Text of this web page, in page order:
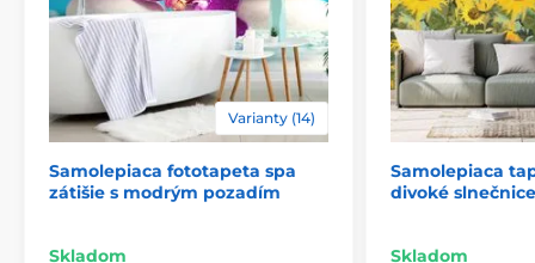
Varianty (14)
Samolepiaca fototapeta spa
zátišie s modrým pozadím
Skladom
Samolepiaca
divoké slnečnice
Skladom